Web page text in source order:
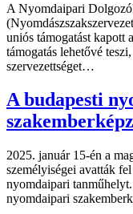
A Nyomdaipari
uniós támogatást kapott
támogatás lehetővé
szervezettséget…
A budapesti
2025. január 15-én a
személyiségei avatták
nyomdaipari
nyomdaipari